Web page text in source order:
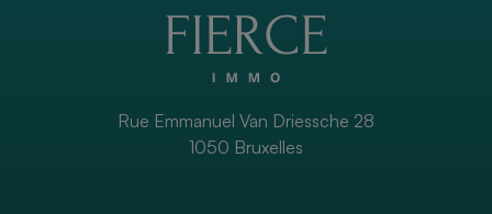
Rue Emmanuel Van Driessche 28
1050 Bruxelles